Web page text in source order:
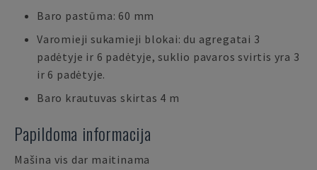
Baro pastūma: 60 mm
Varomieji sukamieji blokai: du agregatai 3
padėtyje ir 6 padėtyje, suklio pavaros svirtis yra 3
ir 6 padėtyje.
Baro krautuvas skirtas 4 m
Papildoma informacija
Mašina vis dar maitinama